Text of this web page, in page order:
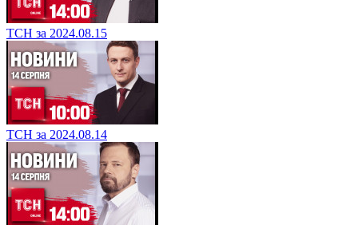
ТСН за 2024.08.15
ТСН за 2024.08.14